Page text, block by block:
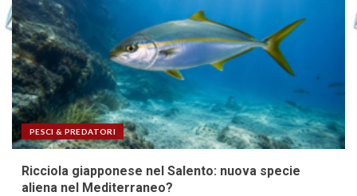
PESCI & PREDATORI
Ricciola giapponese nel Salento: nuova specie
aliena nel Mediterraneo?